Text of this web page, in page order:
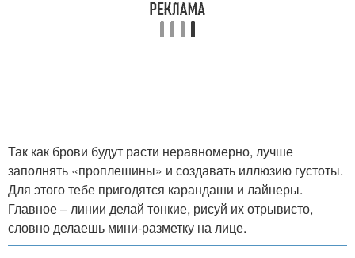
Так как брови будут расти неравномерно, лучше
заполнять «проплешины» и создавать иллюзию густоты.
Для этого тебе пригодятся карандаши и лайнеры.
Главное – линии делай тонкие, рисуй их отрывисто,
словно делаешь мини-разметку на лице.